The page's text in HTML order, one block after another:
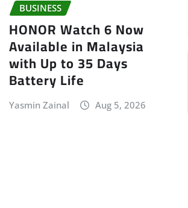
BUSINESS
HONOR Watch 6 Now
Available in Malaysia
with Up to 35 Days
Battery Life
Yasmin Zainal Aug 5, 2026